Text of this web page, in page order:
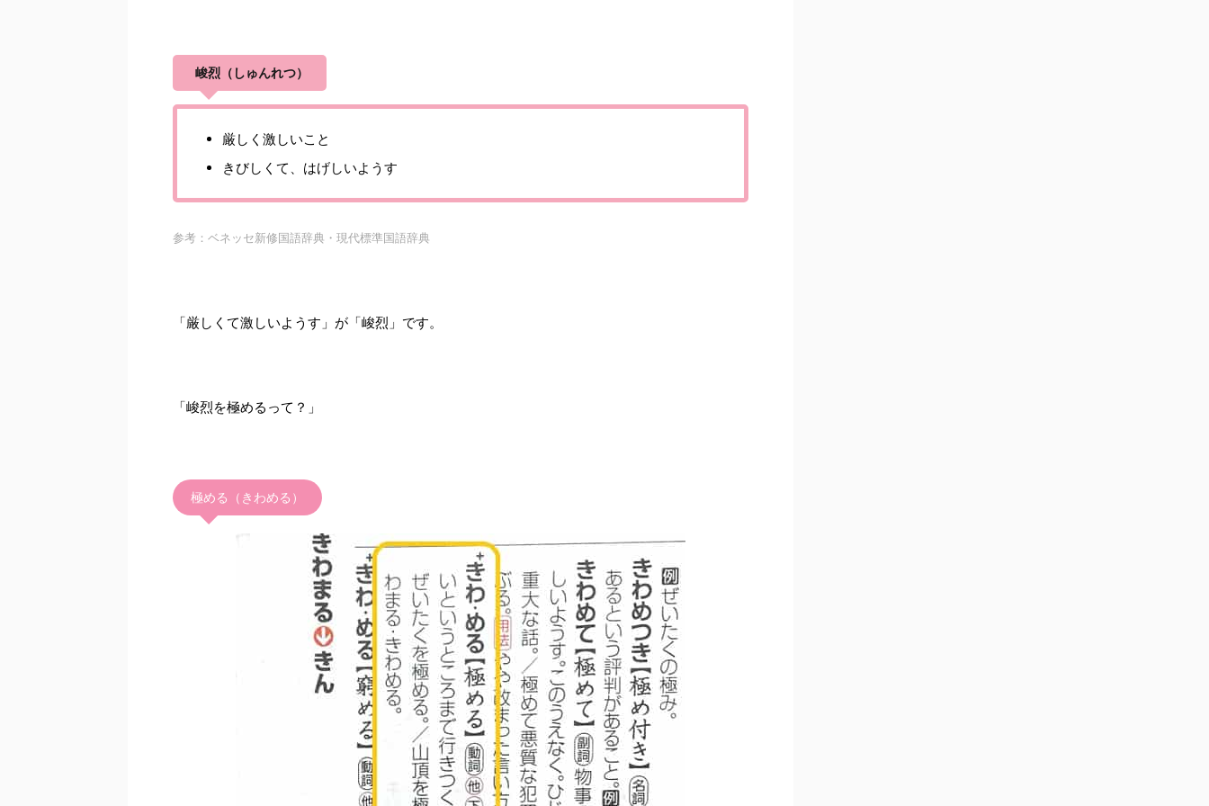
峻烈（しゅんれつ）
厳しく激しいこと
きびしくて、はげしいようす
参考：ベネッセ新修国語辞典・現代標準国語辞典
「厳しくて激しいようす」が「峻烈」です。
「峻烈を極めるって？」
極める（きわめる）